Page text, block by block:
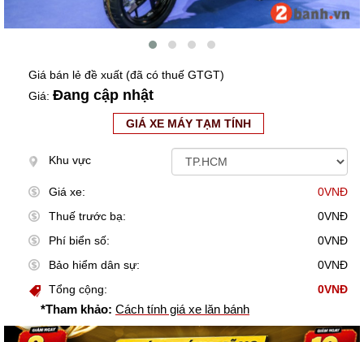
Giá bán lẻ đề xuất (đã có thuế GTGT)
Giá: Đang cập nhật
GIÁ XE MÁY TẠM TÍNH
Khu vực
Giá xe:
0VNĐ
Thuế trước bạ:
0VNĐ
Phí biển số:
0VNĐ
Bảo hiểm dân sự:
0VNĐ
Tổng cộng:
0VNĐ
*Tham khảo: Cách tính giá xe lăn bánh